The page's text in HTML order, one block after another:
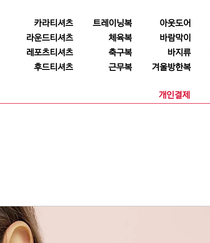
카라티셔츠 트레이닝복 아웃도어
라운드티셔츠
체육복 바람막이
레포츠티셔츠
축구복 바지류
후드티셔츠
근무복 겨울방한복
개인결제